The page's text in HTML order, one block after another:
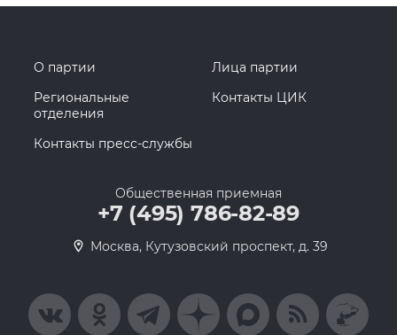
О партии
Лица партии
Региональные
отделения
Контакты ЦИК
Контакты пресс-службы
Общественная приемная
+7 (495) 786-82-89
Москва, Кутузовский проспект, д. 39